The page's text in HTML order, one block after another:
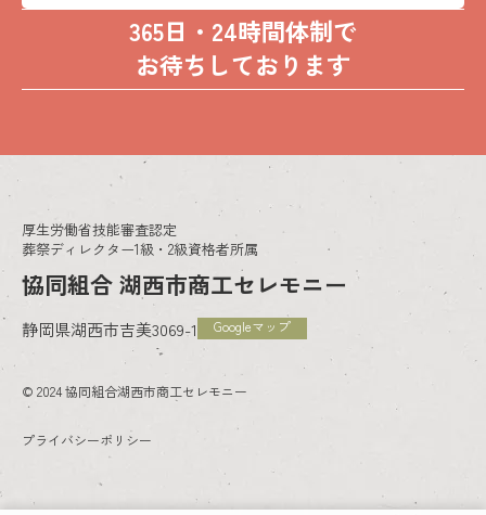
365日・24時間体制で
お待ちしております
厚生労働省技能審査認定
葬祭ディレクター1級・2級資格者所属
協同組合 湖西市商工セレモニー
静岡県湖西市吉美3069-1 Googleマップ
© 2024 協同組合湖西市商工セレモニー
プライバシーポリシー